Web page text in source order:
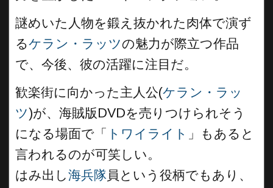
謎めいた人物を鍛え抜かれた肉体で演ず
るケラン・ラッツの魅力が際立つ作品
で、今後、彼の活躍に注目だ。
歓楽街に向かった主人公(ケラン・ラッ
ツ)が、海賊版DVDを売りつけられそう
になる場面で「 トワイライト 」もあると
言われるのが可笑しい。
はみ出し海兵隊 員という役柄でもあり、